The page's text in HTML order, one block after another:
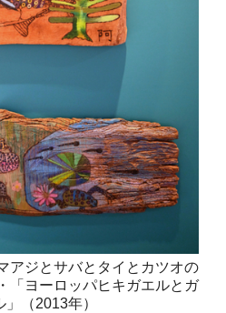
アジとサバとタイとカツオの
「ヨーロッパヒキガエルとガ
」（2013年）